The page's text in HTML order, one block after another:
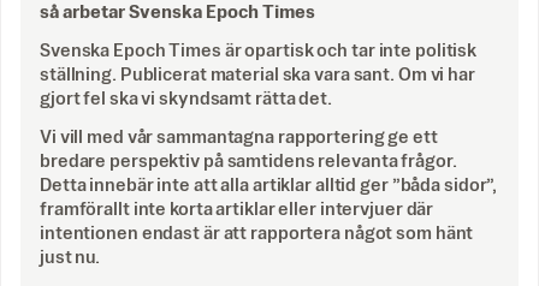
så arbetar Svenska Epoch Times
Svenska Epoch Times är opartisk och tar inte politisk
ställning. Publicerat material ska vara sant. Om vi har
gjort fel ska vi skyndsamt rätta det.
Vi vill med vår sammantagna rapportering ge ett
bredare perspektiv på samtidens relevanta frågor.
Detta innebär inte att alla artiklar alltid ger ”båda sidor”,
framförallt inte korta artiklar eller intervjuer där
intentionen endast är att rapportera något som hänt
just nu.